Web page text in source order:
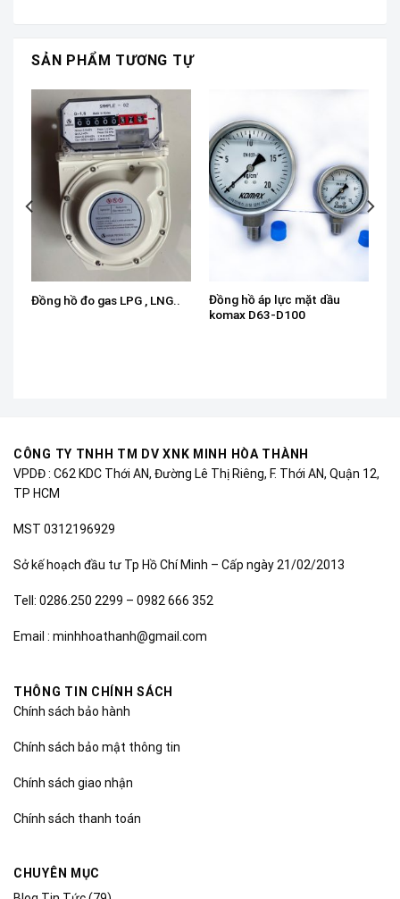
SẢN PHẨM TƯƠNG TỰ
Đồng hồ đo gas LPG , LNG..
Đồng hồ áp lực mặt dầu
komax D63-D100
CÔNG TY TNHH TM DV XNK MINH HÒA THÀNH
VPDĐ : C62 KDC Thới AN, Đường Lê Thị Riêng, F. Thới AN, Quận 12,
TP HCM
MST 0312196929
Sở kế hoạch đầu tư Tp Hồ Chí Minh – Cấp ngày 21/02/2013
Tell: 0286.250 2299 – 0982 666 352
Email : minhhoathanh@gmail.com
THÔNG TIN CHÍNH SÁCH
Chính sách bảo hành
Chính sách bảo mật thông tin
Chính sách giao nhận
Chính sách thanh toán
CHUYÊN MỤC